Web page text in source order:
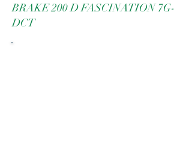
BRAKE 200 D FASCINATION 7G-
DCT